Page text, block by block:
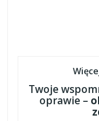
Twoje
oprawie –